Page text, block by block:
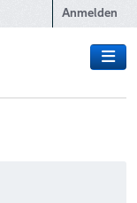
Anmelden